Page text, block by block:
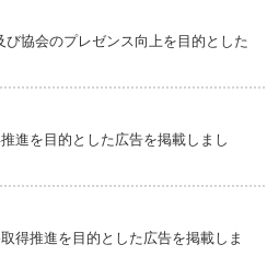
び協会のプレゼンス向上を目的とした
進を目的とした広告を掲載しまし
取得推進を目的とした広告を掲載しま